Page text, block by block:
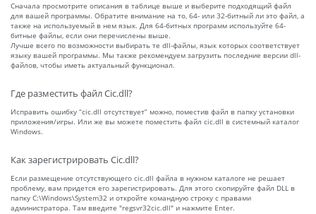
Сначала просмотрите описания в таблице выше и выберите подходящий файл
для вашей программы. Обратите внимание на то, 64- или 32-битный ли это файл, а
также на используемый в нем язык. Для 64-битных программ используйте 64-
битные файлы, если они перечислены выше.
Лучше всего по возможности выбирать те dll-файлы, язык которых соответствует
языку вашей программы. Мы также рекомендуем загрузить последние версии dll-
файлов, чтобы иметь актуальный функционал.
Где разместить файл Cic.dll?
Исправить ошибку “cic.dll отсутствует” можно, поместив файл в папку установки
приложения/игры. Или же вы можете поместить файл cic.dll в системный каталог
Windows.
Как зарегистрировать Cic.dll?
Если размещение отсутствующего cic.dll файла в нужном каталоге не решает
проблему, вам придется его зарегистрировать. Для этого скопируйте файл DLL в
папку C:\Windows\System32 и откройте командную строку с правами
администратора. Там введите "regsvr32cic.dll" и нажмите Enter.